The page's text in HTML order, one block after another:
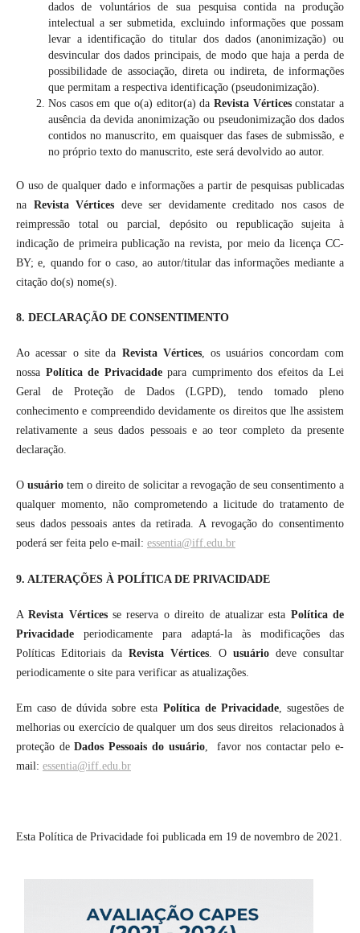
dados de voluntários de sua pesquisa contida na produção
intelectual a ser submetida, excluindo informações que possam
levar a identificação do titular dos dados (anonimização) ou
desvincular dos dados principais, de modo que haja a perda de
possibilidade de associação, direta ou indireta, de informações
que permitam a respectiva identificação (pseudonimização).
Nos casos em que o(a) editor(a) da Revista Vérticesconstatar a
ausência da devida anonimização ou pseudonimização dos dados
contidos no manuscrito, em quaisquer das fases de submissão, e
no próprio texto do manuscrito, este será devolvido ao autor.
O uso de qualquer dado e informações a partir de pesquisas publicadas
na Revista Vértices deve ser devidamente creditado nos casos de
reimpressão total ou parcial, depósito ou republicação sujeita à
indicação de primeira publicação na revista, por meio da licença CC-
BY; e, quando for o caso, ao autor/titular das informações mediante a
citação do(s) nome(s).
8. DECLARAÇÃO DE CONSENTIMENTO
Ao acessar o site da Revista Vértices, os usuários concordam com
nossa Política de Privacidadepara cumprimento dos efeitos da Lei
Geral de Proteção de Dados (LGPD), tendo tomado pleno
conhecimento e compreendido devidamente os direitos que lhe assistem
relativamente a seus dados pessoais e ao teor completo da presente
declaração.
Ousuário tem o direito de solicitar a revogação de seu consentimento a
qualquer momento, não comprometendo a licitude do tratamento de
seus dados pessoais antes da retirada. A revogação do consentimento
poderá ser feita pelo e-mail: essentia@iff.edu.br
9. ALTERAÇÕES À POLÍTICA DE PRIVACIDADE
ARevista Vérticesse reserva o direito de atualizar esta Política de
Privacidadeperiodicamente para adaptá-la às modificações das
Políticas Editoriais da Revista Vértices . Ousuário deve consultar
periodicamente o site para verificar as atualizações.
Em caso de dúvida sobre esta Política de Privacidade, sugestões de
melhorias ou exercício de qualquer um dos seus direitos relacionados à
proteção deDados Pessoais do usuário, favor nos contactar pelo e-
mail: essentia@iff.edu.br
Esta Política de Privacidade foi publicada em 19 de novembro de 2021.